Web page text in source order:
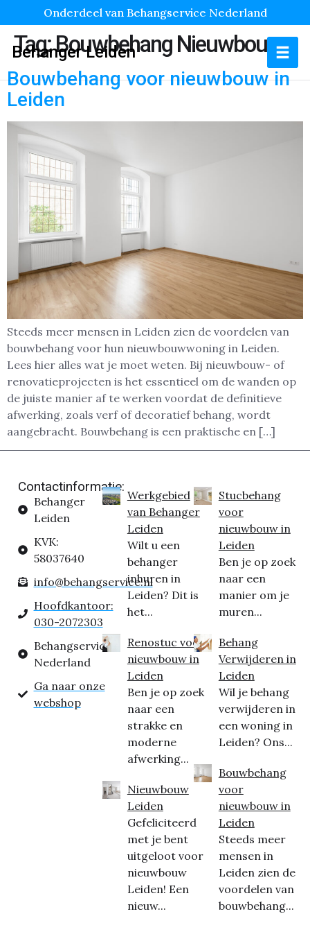
Onderdeel van Behangservice Nederland
Behanger Leiden
Tag:Bouwbehang Nieuwbouw
Bouwbehang voor nieuwbouw in
Leiden
Steeds meer mensen in Leiden zien de voordelen van
bouwbehang voor hun nieuwbouwwoning in Leiden.
Lees hier alles wat je moet weten. Bij nieuwbouw- of
renovatieprojecten is het essentieel om de wanden op
de juiste manier af te werken voordat de definitieve
afwerking, zoals verf of decoratief behang, wordt
aangebracht. Bouwbehang is een praktische en […]
Contactinformatie:
Behanger
Leiden
KVK:
58037640
info@behangservice.nl
Hoofdkantoor:
030-2072303
Behangservice
Nederland
Ga naar onze
webshop
Werkgebied
van Behanger
Leiden
Wilt u een
behanger
inhuren in
Leiden? Dit is
het...
Renostuc voor
nieuwbouw in
Leiden
Ben je op zoek
naar een
strakke en
moderne
afwerking...
Nieuwbouw
Leiden
Gefeliciteerd
met je bent
uitgeloot voor
nieuwbouw
Leiden! Een
nieuw...
Stucbehang
voor
nieuwbouw in
Leiden
Ben je op zoek
naar een
manier om je
muren...
Behang
Verwijderen in
Leiden
Wil je behang
verwijderen in
een woning in
Leiden? Ons...
Bouwbehang
voor
nieuwbouw in
Leiden
Steeds meer
mensen in
Leiden zien de
voordelen van
bouwbehang...